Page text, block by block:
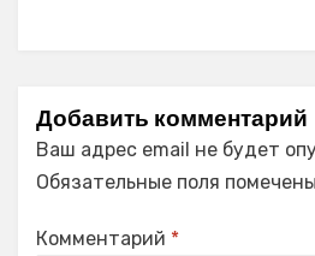
Добавить комментарий
Ваш адрес email не будет
Обязательные поля помечены
Комментарий *